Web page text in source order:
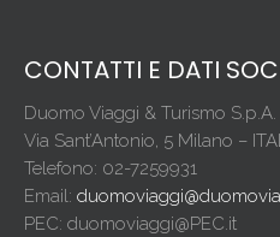
CONTATTI E DATI
Duomo Viaggi & Turismo S.p.A.
Via Sant’Antonio, 5 Milano –
Telefono: 02-7259931
Email:
PEC: duomoviaggi@PEC.it